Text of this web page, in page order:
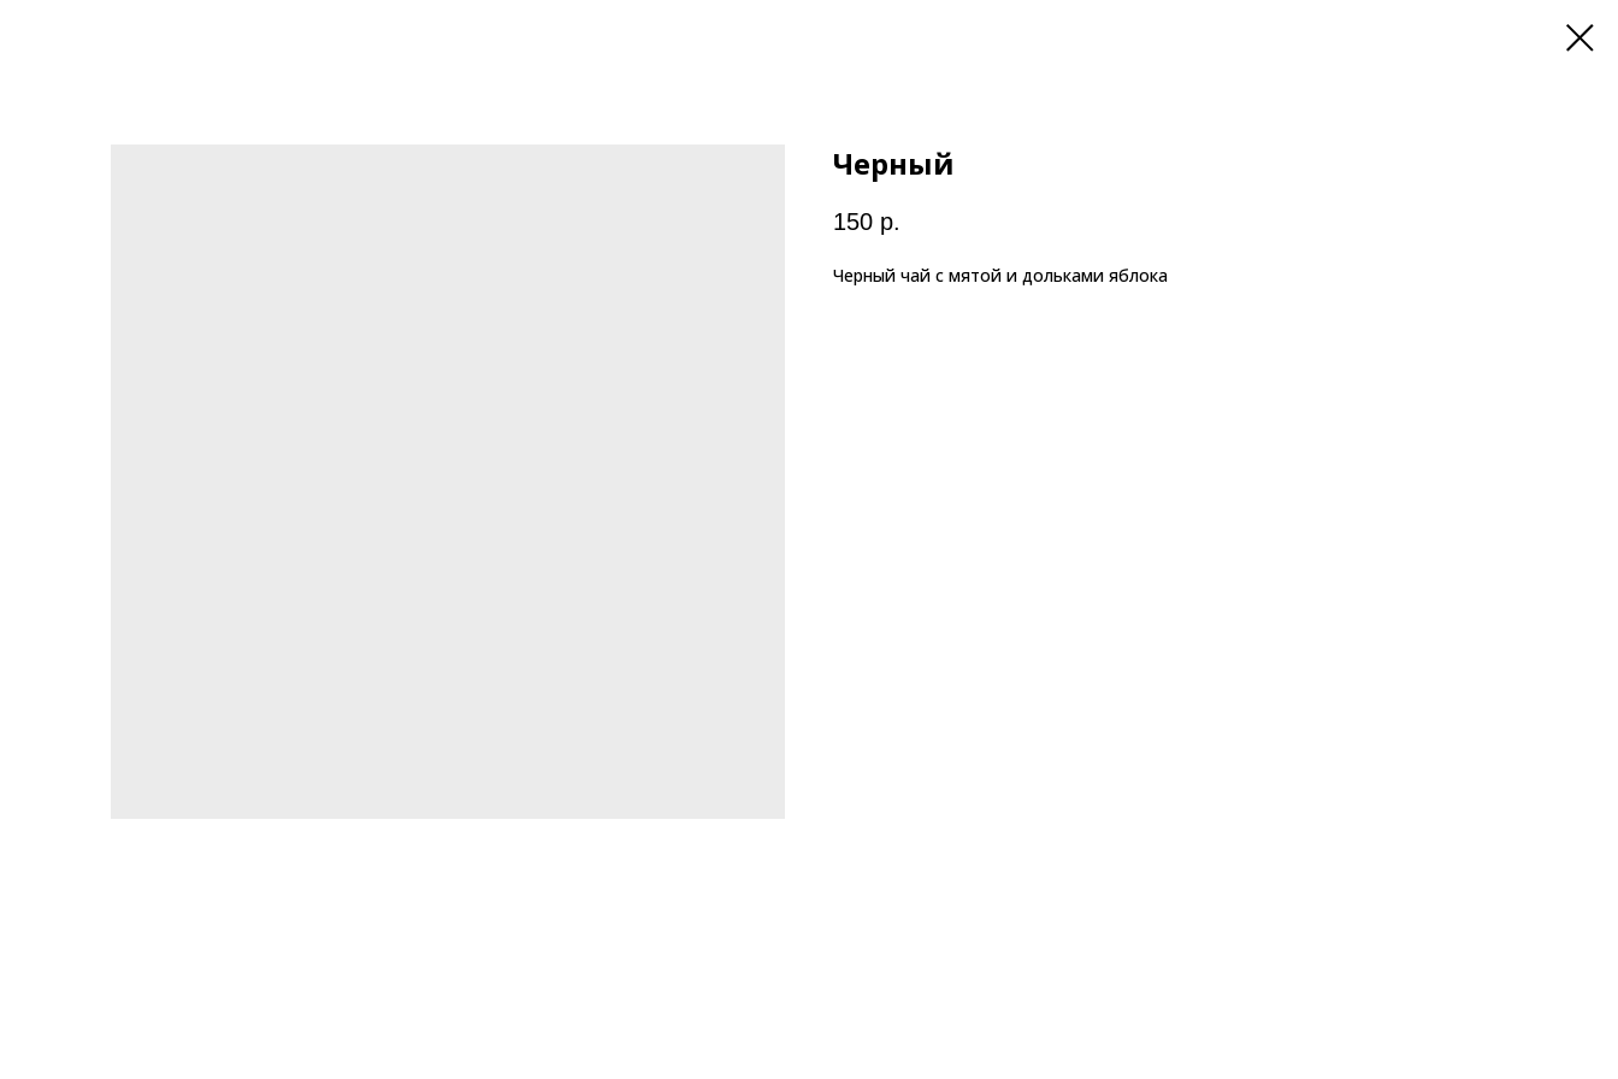
Черный
150 р.
Черный чай с мятой и дольками яблока